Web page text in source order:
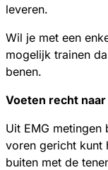
leveren.
Wil je met een
mogelijk trainen
benen.
Voeten recht
Uit EMG
voren gericht kunt
buiten met de